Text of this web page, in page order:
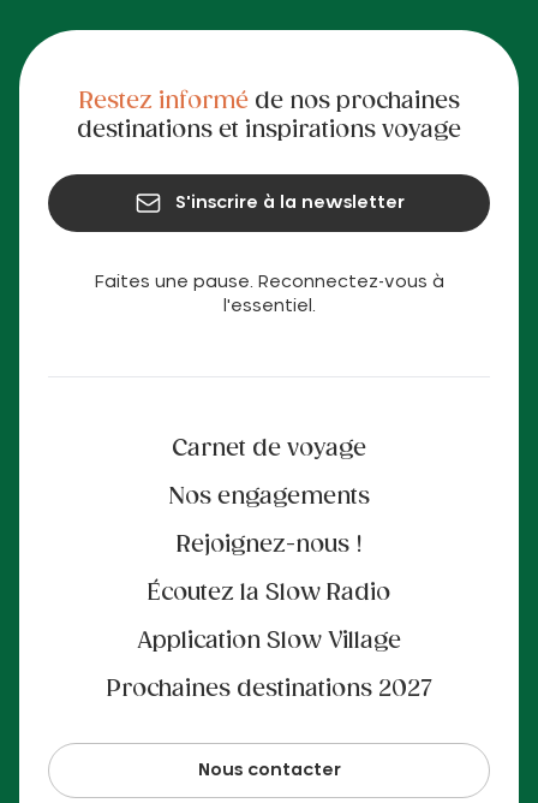
Faites une pause. Reconnectez-vous à
l'essentiel.
Carnet de voyage
Nos engagements
Rejoignez-nous !
Écoutez la Slow Radio
Application Slow Village
Prochaines destinations 2027
Nous contacter
Restez informéde nos prochaines
destinations et inspirations voyage
S'inscrire à la newsletter